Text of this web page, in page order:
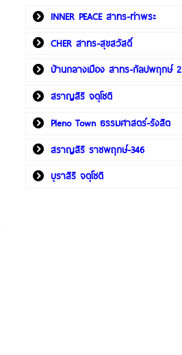
INNER PEACE สาทร-ท่าพระ
CHER สาทร-สุขสวัสดิ์
บ้านกลางเมือง สาทร-กัลปพฤกษ์ 2
สราญสิริ จตุโชติ
Pleno Town ธรรมศาสตร์-รังสิต
สราญสิริ ราชพฤกษ์-346
บุราสิริ จตุโชติ